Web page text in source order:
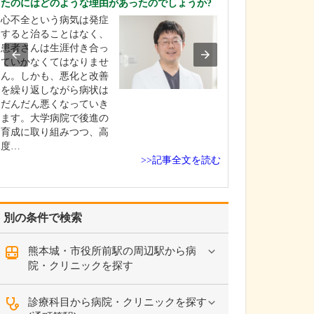
別の条件で検索
熊本城・市役所前駅の周辺駅から病
院・クリニックを探す
診療科目から病院・クリニックを探す
たのにはどのような理由があったのでしょうか?
心不全という病気は発症
すると治ることはなく、
患者さんは生涯付き合っ
ていかなくてはなりませ
ん。しかも、悪化と改善
を繰り返しながら病状は
だんだん悪くなっていき
ます。大学病院で後進の
育成に取り組みつつ、高
度…
>>記事全文を読む